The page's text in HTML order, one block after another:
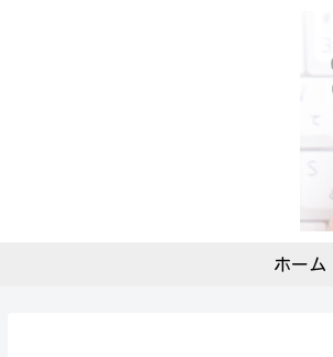
ホーム